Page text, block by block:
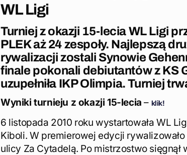
WL Ligi
Turniej z okazji 15-lecia WL Ligi
PLEK aż 24 zespoły. Najlepszą
rywalizacji zostali Synowie
finale pokonali debiutantów z KS
uzupełniła IKP Olimpia. Turniej
Wyniki turnieju z okazji 15-lecia – klik!
6 listopada 2010 roku wystartowała WL
Kiboli. W premierowej edycji
ulicy Za Cytadelą. Po mistrzostwo